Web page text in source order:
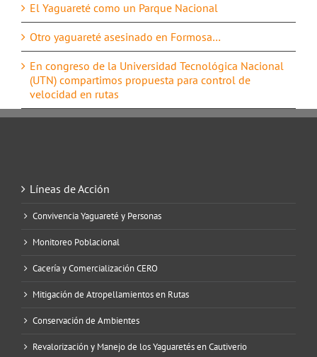
El Yaguareté como un Parque Nacional
Otro yaguareté asesinado en Formosa…
En congreso de la Universidad Tecnológica Nacional
(UTN) compartimos propuesta para control de
velocidad en rutas
Líneas de Acción
Convivencia Yaguareté y Personas
Monitoreo Poblacional
Cacería y Comercialización CERO
Mitigación de Atropellamientos en Rutas
Conservación de Ambientes
Revalorización y Manejo de los Yaguaretés en Cautiverio